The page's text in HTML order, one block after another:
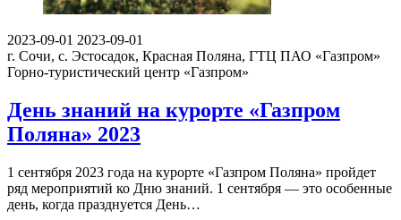
2023-09-01 2023-09-01
г. Сочи, с. Эстосадок, Красная Поляна, ГТЦ ПАО «Газпром»
Горно-туристический центр «Газпром»
День знаний на курорте «Газпром
Поляна» 2023
1 сентября 2023 года на курорте «Газпром Поляна» пройдет
ряд мероприятий ко Дню знаний. 1 сентября — это особенные
день, когда празднуется День…